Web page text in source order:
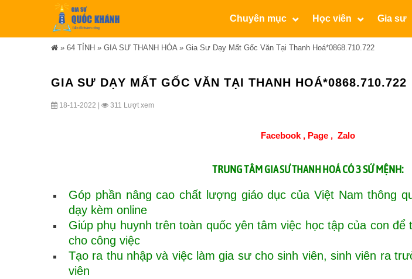
Chuyên mục Học viên Gia sư
» 64 TỈNH » GIA SƯ THANH HÓA» Gia Sư Dạy Mất Gốc Văn Tại Thanh Hoá*0868.710.722
GIA SƯ DẠY MẤT GỐC VĂN TẠI THANH HOÁ*0868.710.722
18-11-2022 | 311 Lượt xem
Facebook , Page ,Zalo
TRUNG TÂMGIA SƯ THANH HOÁCÓ 3 SỨ MỆNH:
Góp phần nâng cao chất lượng giáo dục của Việt Nam thông
dạy kèm online
Giúp phụ huynh trên toàn quốc yên tâm việc học tập của con
cho công việc
Tạo ra thu nhập và việc làm gia sư cho sinh viên, sinh viên ra
viên